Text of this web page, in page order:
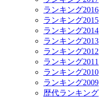
ランキング2016
ランキング2015
ランキング2014
ランキング2013
ランキング2012
ランキング2011
ランキング2010
ランキング2009
歴代ランキング